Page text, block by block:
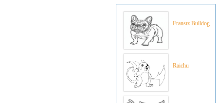
Fransız Bulldog
Raichu